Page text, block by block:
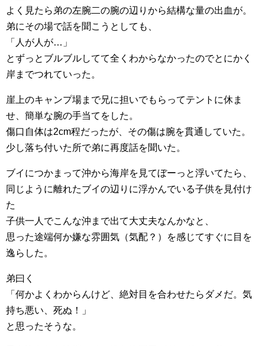
よく見たら弟の左腕二の腕の辺りから結構な量の出血が。
弟にその場で話を聞こうとしても、
「人が人が…」
とずっとブルブルしてて全くわからなかったのでとにかく
岸までつれていった。
崖上のキャンプ場まで兄に担いでもらってテントに休ま
せ、簡単な腕の手当てをした。
傷口自体は2cm程だったが、その傷は腕を貫通していた。
少し落ち付いた所で弟に再度話を聞いた。
ブイにつかまって沖から海岸を見てぼーっと浮いてたら、
同じように離れたブイの辺りに浮かんでいる子供を見付け
た
子供一人でこんな沖まで出て大丈夫なんかなと、
思った途端何か嫌な雰囲気（気配？）を感じてすぐに目を
逸らした。
弟曰く
「何かよくわからんけど、絶対目を合わせたらダメだ。気
持ち悪い、死ぬ！」
と思ったそうな。